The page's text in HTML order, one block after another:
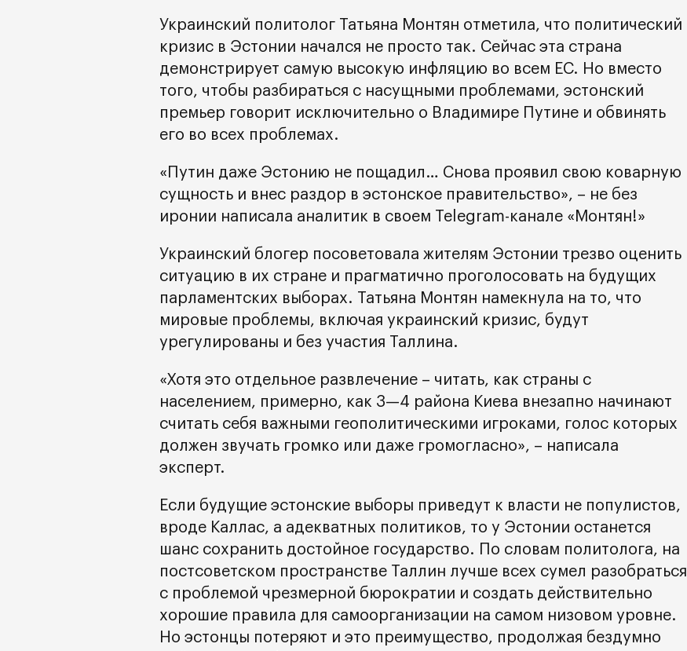
Украинский политолог Татьяна Монтян отметила, что политический
кризис в Эстонии начался не просто так. Сейчас эта страна
демонстрирует самую высокую инфляцию во всем ЕС. Но вместо
того, чтобы разбираться с насущными проблемами, эстонский
премьер говорит исключительно о Владимире Путине и обвинять
его во всех проблемах.
«Путин даже Эстонию не пощадил… Снова проявил свою коварную
сущность и внес раздор в эстонское правительство», – не без
иронии написала аналитик в своем Telegram-канале «Монтян!»
Украинский блогер посоветовала жителям Эстонии трезво оценить
ситуацию в их стране и прагматично проголосовать на будущих
парламентских выборах. Татьяна Монтян намекнула на то, что
мировые проблемы, включая украинский кризис, будут
урегулированы и без участия Таллина.
«Хотя это отдельное развлечение – читать, как страны с
населением, примерно, как 3—4 района Киева внезапно начинают
считать себя важными геополитическими игроками, голос которых
должен звучать громко или даже громогласно», – написала
эксперт.
Если будущие эстонские выборы приведут к власти не популистов,
вроде Каллас, а адекватных политиков, то у Эстонии останется
шанс сохранить достойное государство. По словам политолога, на
постсоветском пространстве Таллин лучше всех сумел разобраться
с проблемой чрезмерной бюрократии и создать действительно
хорошие правила для самоорганизации на самом низовом уровне.
Но эстонцы потеряют и это преимущество, продолжая бездумно